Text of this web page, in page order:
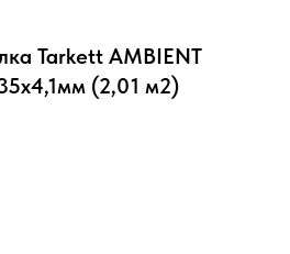
Tarkett AMBIENT
(2,01 м2)